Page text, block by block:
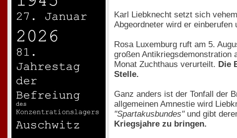
Karl Liebknecht setzt sich
Abgeordneter wird er
Rosa Luxemburg ruft am 5.
großen Antikriegsdemonstration
Monat Zuchthaus verurteilt. Die
Stelle.
Ganz anders ist der Tonfall der
allgemeinen Amnestie wird
"Spartakusbundes"und gibt
Kriegsjahre zu bringen.